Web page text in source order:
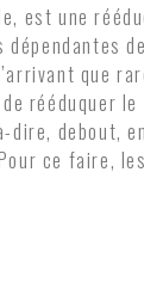
est une
que
rééduquer le
dire, debout,
ce faire,